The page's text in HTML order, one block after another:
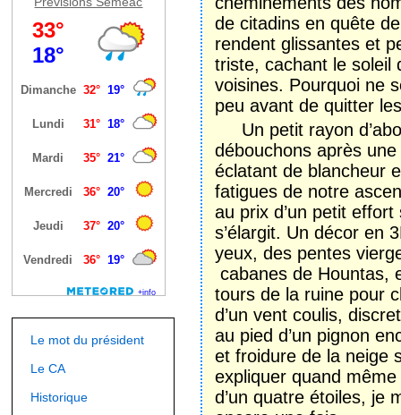
Le mot du président
Le CA
Historique
de citadins en quête
rendent glissantes et
triste, cachant le soleil
voisines. Pourquoi ne
peu avant de quitter
Un petit rayon
débouchons après
éclatant de blancheur
fatigues de notre
au prix d’un petit
s’élargit. Un décor en
yeux, des pentes
cabanes de Hountas,
tours de la ruine pour
d’un vent coulis,
au pied d’un pignon
et froidure de la neige
expliquer quand
d’un quatre étoiles, je